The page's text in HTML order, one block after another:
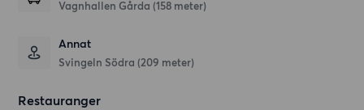
Vagnhallen Gårda (158 meter)
Annat
Svingeln Södra (209 meter)
Restauranger